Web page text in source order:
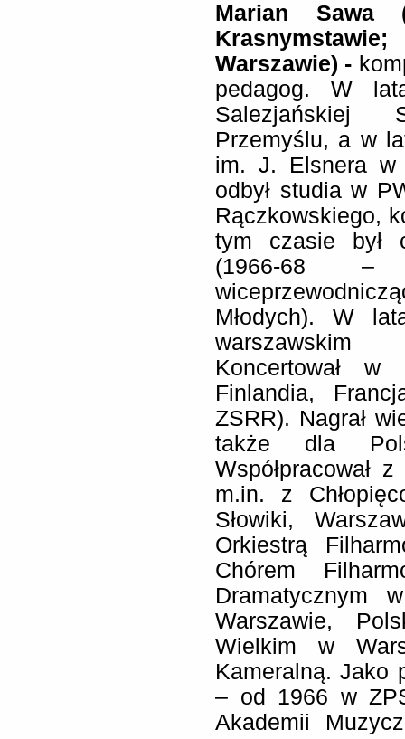
Marian
Warszawie) -
pedagog. W
Salezjańskiej
Przemyślu, a w
im. J. Elsnera w
odbył studia w
Rączkowskiego,
tym czasie był
(1966-68 –
Młodych). W
warszawskim
Koncertował
Finlandia,
ZSRR). Nagrał
także dla
Współpracował
m.in. z
Słowiki,
Orkiestrą
Chórem
Dramatycznym
Warszawie,
Wielkim w
Kameralną. Jako
– od 1966 w
Akademii